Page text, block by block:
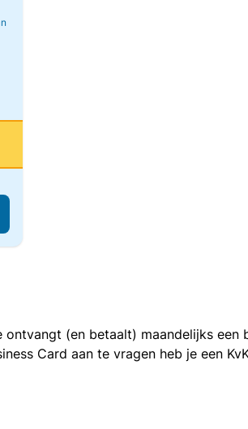
ontvangt (en betaalt) maandelijks
Card aan te vragen heb je een